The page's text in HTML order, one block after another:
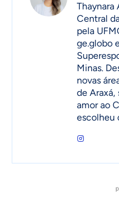
Thaynara
Central
pela
ge.globo
Minas.
novas
de
amor ao
escolheu